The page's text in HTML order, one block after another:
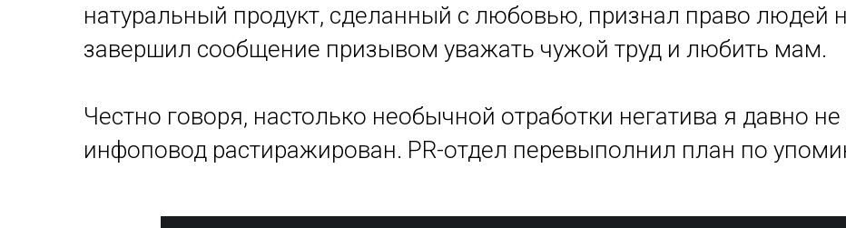
натуральный продукт, сделанный с любовью, признал право людей
завершил сообщение призывом уважать чужой труд и любить мам.
Честно говоря, настолько необычной отработки негатива я давно
инфоповод растиражирован. PR-отдел перевыполнил план по